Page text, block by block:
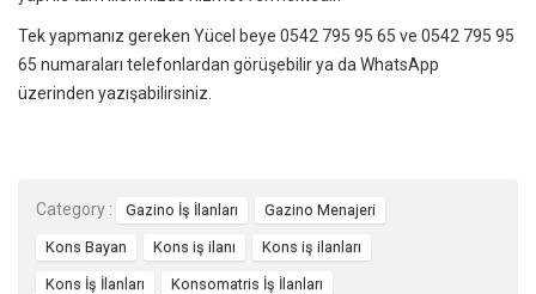
Tek yapmanız gereken Yücel beye 0542 795 95 65 ve 0542 795 95
65 numaraları telefonlardan görüşebilir ya da WhatsApp
üzerinden yazışabilirsiniz.
Category : Gazino İş İlanları Gazino Menajeri
Kons Bayan Kons iş ilanı Kons iş ilanları
Kons İş İlanları Konsomatris İş İlanları